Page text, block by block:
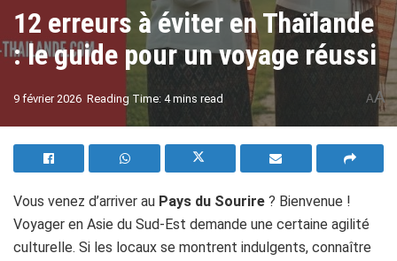
12 erreurs à éviter en Thaïlande
: le guide pour un voyage réussi
9 février 2026 Reading Time: 4 mins read AA
Vous venez d’arriver au Pays du Sourire ? Bienvenue !
Voyager en Asie du Sud-Est demande une certaine agilité
culturelle. Si les locaux se montrent indulgents, connaître